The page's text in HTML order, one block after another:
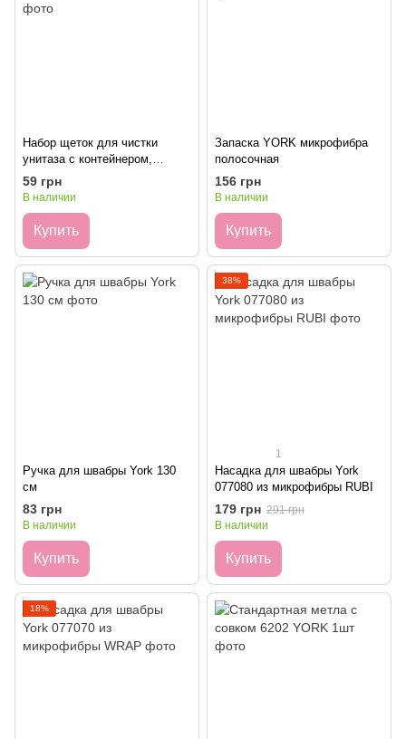
Набор щеток для чистки
унитаза с контейнером,
матовый YORK MINI 1шт
59 грн
В наличии
Купить
Запаска YORK микрофибра
полосочная
156 грн
В наличии
Купить
Ручка для швабры York 130
см
83 грн
В наличии
Купить
38%
1
Насадка для швабры York
077080 из микрофибры RUBI
179 грн 291 грн
В наличии
Купить
18%